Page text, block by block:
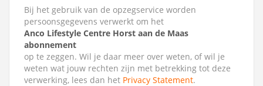
Bij het gebruik van de opzegservice worden
persoonsgegevens verwerkt om het
Anco Lifestyle Centre Horst aan de Maas
abonnement
op te zeggen. Wil je daar meer over weten, of wil je
weten wat jouw rechten zijn met betrekking tot deze
verwerking, lees dan het Privacy Statement.